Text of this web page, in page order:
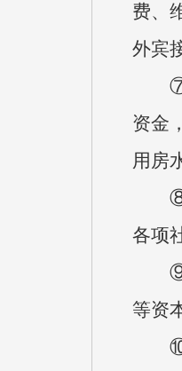
费、
外宾
⑦机
资金
用房
⑧工
各项
⑨商
等资
⑩对